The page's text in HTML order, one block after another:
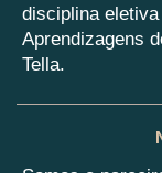
disciplina
Aprendizagens
Tella.